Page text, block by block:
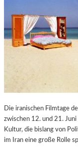
Die iranischen Filmtage
zwischen 12. und 21.
Kultur, die bislang von
im Iran eine große Rolle